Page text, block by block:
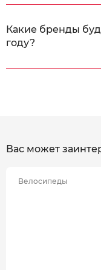
Какие бренды
году?
Вас может
Велосипеды